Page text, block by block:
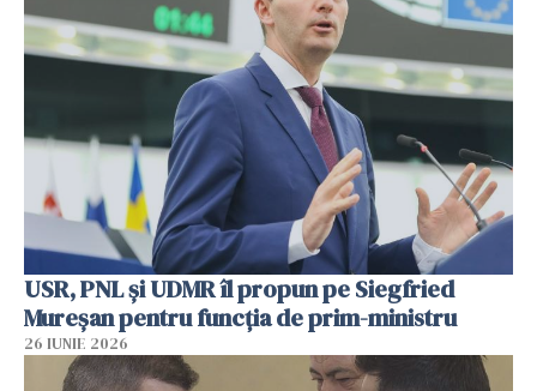
USR, PNL şi UDMR îl propun pe Siegfried
Mureşan pentru funcţia de prim-ministru
26 IUNIE 2026